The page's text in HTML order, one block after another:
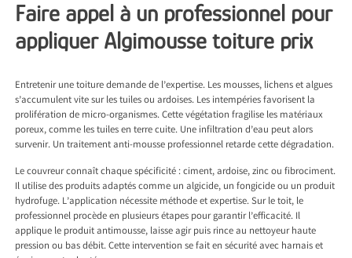
Faire appel à un professionnel pour
appliquer Algimousse toiture prix
Entretenir une toiture demande de l’expertise. Les mousses, lichens et algues
s’accumulent vite sur les tuiles ou ardoises. Les intempéries favorisent la
prolifération de micro-organismes. Cette végétation fragilise les matériaux
poreux, comme les tuiles en terre cuite. Une infiltration d’eau peut alors
survenir. Un traitement anti-mousse professionnel retarde cette dégradation.
Le couvreur connaît chaque spécificité : ciment, ardoise, zinc ou fibrociment.
Il utilise des produits adaptés comme un algicide, un fongicide ou un produit
hydrofuge. L’application nécessite méthode et expertise. Sur le toit, le
professionnel procède en plusieurs étapes pour garantir l’efficacité. Il
applique le produit antimousse, laisse agir puis rince au nettoyeur haute
pression ou bas débit. Cette intervention se fait en sécurité avec harnais et